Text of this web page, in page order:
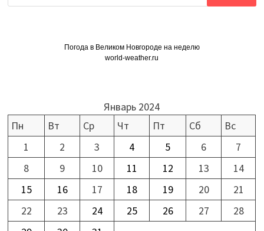
Погода в Великом Новгороде на неделю
world-weather.ru
Январь 2024
Пн
Вт Ср Чт Пт Сб
Вс
1
2 3 4 5 6
7
8
9 10 11 12 13
14
15
16 17 18 19 20
21
22
23 24 25 26 27
28